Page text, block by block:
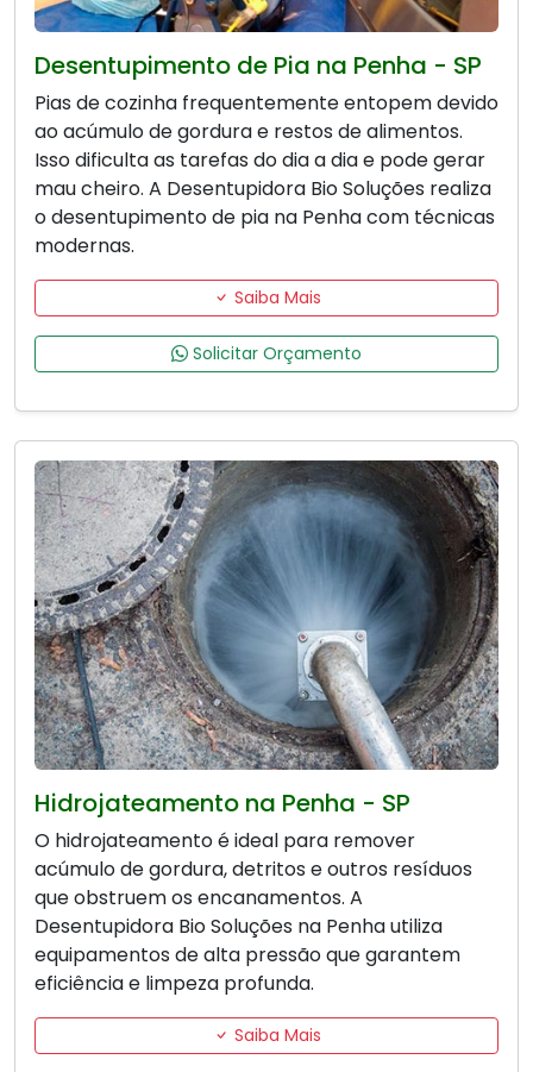
Desentupimento de Pia na Penha - SP
Pias de cozinha frequentemente entopem devido
ao acúmulo de gordura e restos de alimentos.
Isso dificulta as tarefas do dia a dia e pode gerar
mau cheiro. A Desentupidora Bio Soluções realiza
o desentupimento de pia na Penha com técnicas
modernas.
Saiba Mais
Solicitar Orçamento
Hidrojateamento na Penha - SP
O hidrojateamento é ideal para remover
acúmulo de gordura, detritos e outros resíduos
que obstruem os encanamentos. A
Desentupidora Bio Soluções na Penha utiliza
equipamentos de alta pressão que garantem
eficiência e limpeza profunda.
Saiba Mais